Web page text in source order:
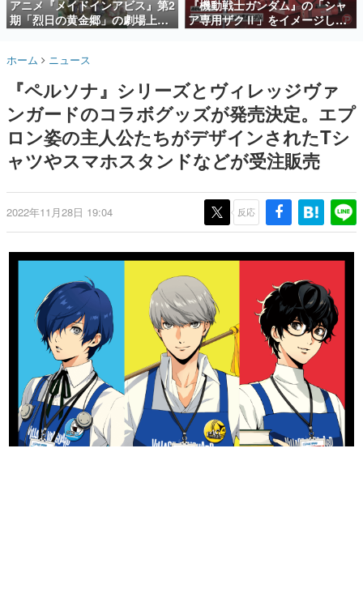
ど。多くの人々に読まれた、電ファミ渾身の“殿堂入り”記
事をまとめました。
名作ゲームクリエイターの方々に製作時のエピソードをお
きます。
赫本
この物語を解いてはいけない。『赫本』は、〈試験問題〉
の形をした短編ホラー小説集です。
これからのデジタルゲーム市場を担う若きクリエイター達
の姿を追い、彼らのルーツと情熱を探っていきます。
ゲームに多大な影響を受けた作家さんに取材し、ゲームが
画です。
日本モバイルゲーム産業史
日本のモバイルゲーム史における主要なトピック・タイト
ルを網羅するほか、開発者へのインタビューや識者による
解説を掲載。約20年の歴史が一望できる決定版！
若ゲのいたり〜ゲームクリエイターの青春〜
『うつヌケ』『ペンと箸』等で知られるマンガ家・田中圭
一先生によるゲーム業界レポートマンガです。
なんでゲームは面白い？
アニメ『メイドインアビス』第2
期「烈日の黄金郷」の劇場上映
が決定！レグ役・伊瀬茉莉也さ
『機動戦士ガンダム』の「シャ
ア専用ザクⅡ」をイメージした
散水ホースリールが予約開始。
ホーム ニュース
『ペルソナ』シリーズとヴィレッジヴァ
ンガードのコラボグッズが発売決定。エプ
ロン姿の主人公たちがデザインされたTシ
ャツやスマホスタンドなどが受注販売
2022年11月28日 19:04 反応